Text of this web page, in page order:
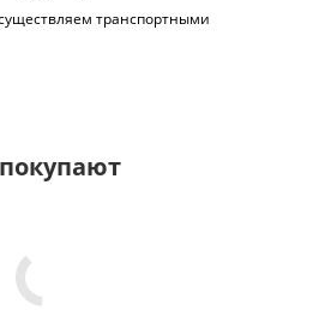
транспортными